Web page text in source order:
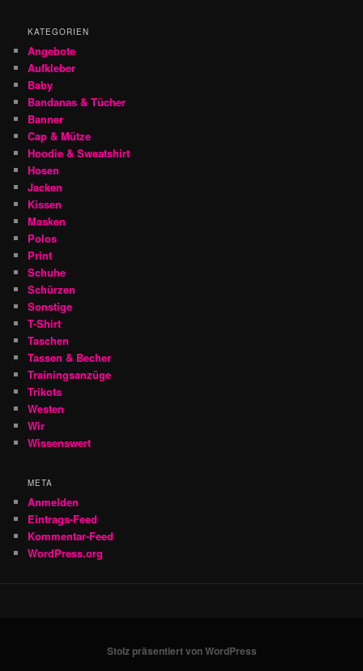
KATEGORIEN
Angebote
Aufkleber
Baby
Bandanas & Tücher
Banner
Cap & Mütze
Hoodie & Sweatshirt
Hosen
Jacken
Kissen
Masken
Polos
Print
Schuhe
Schürzen
Sonstige
T-Shirt
Taschen
Tassen & Becher
Trainingsanzüge
Trikots
Westen
Wir
Wissenswert
META
Anmelden
Eintrags-Feed
Kommentar-Feed
WordPress.org
Stolz präsentiert von WordPress